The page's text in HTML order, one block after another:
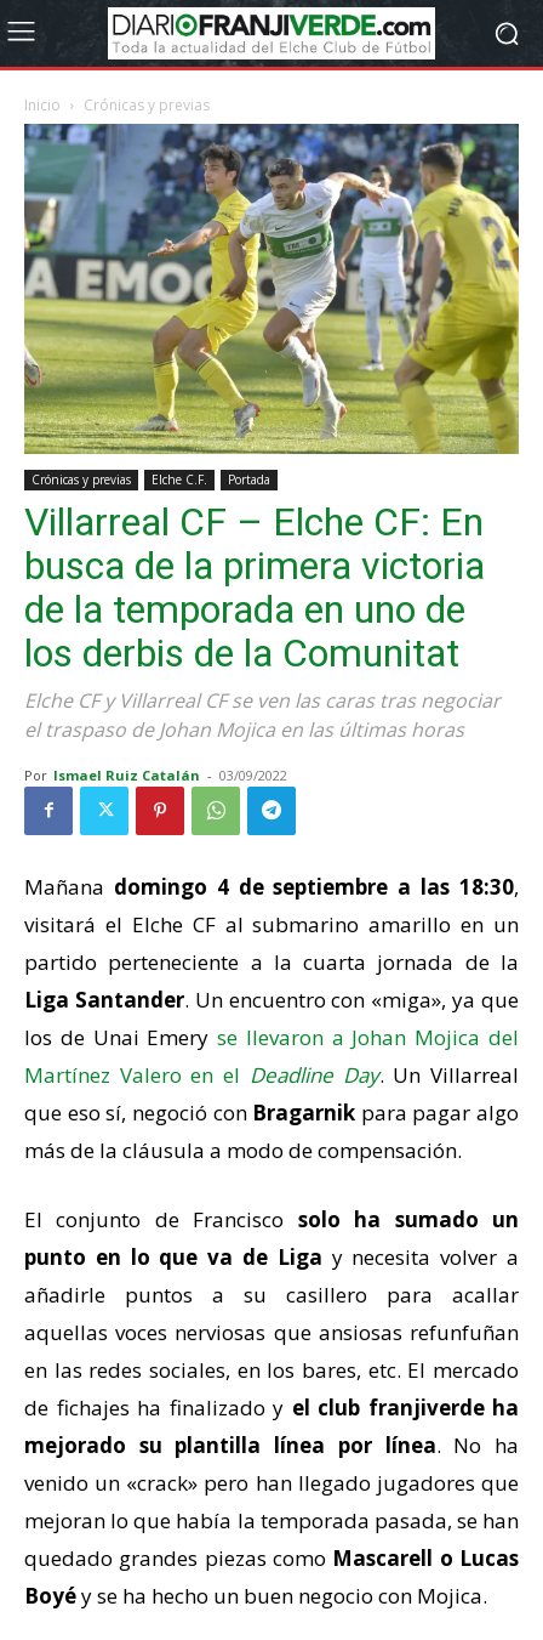
Inicio Crónicas y previas
Crónicas y previas Elche C.F. Portada
Villarreal CF – Elche CF: En
busca de la primera victoria
de la temporada en uno de
los derbis de la Comunitat
Elche CF y Villarreal CF se ven las caras tras negociar
el traspaso de Johan Mojica en las últimas horas
Por Ismael Ruiz Catalán - 03/09/2022
Mañana domingo 4 de septiembre a las 18:30,
visitará el Elche CF al submarino amarillo en un
partido perteneciente a la cuarta jornada de la
Liga Santander. Un encuentro con «miga», ya que
los de Unai Emeryse llevaron a Johan Mojica del
Martínez Valero en el Deadline Day. Un Villarreal
que eso sí, negoció con Bragarnik para pagar algo
más de la cláusula a modo de compensación.
El conjunto de Francisco solo ha sumado un
punto en lo que va de Liga y necesita volver a
añadirle puntos a su casillero para acallar
aquellas voces nerviosas que ansiosas refunfuñan
en las redes sociales, en los bares, etc. El mercado
de fichajes ha finalizado y el club franjiverde ha
mejorado su plantilla línea por línea. No ha
venido un «crack» pero han llegado jugadores que
mejoran lo que había la temporada pasada, se han
quedado grandes piezas como Mascarell o Lucas
Boyéy se ha hecho un buen negocio con Mojica.